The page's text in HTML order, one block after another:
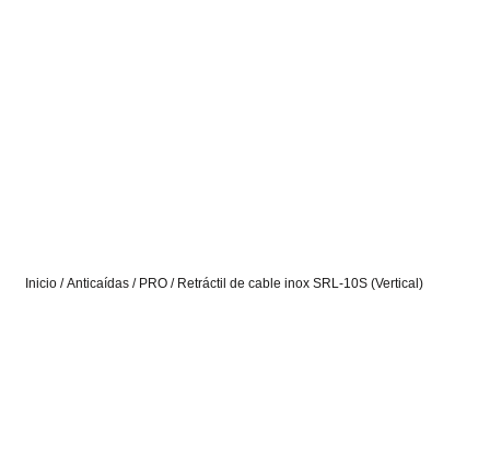
Inicio /Anticaídas / PRO / Retráctil de cable inox SRL-10S (Vertical)